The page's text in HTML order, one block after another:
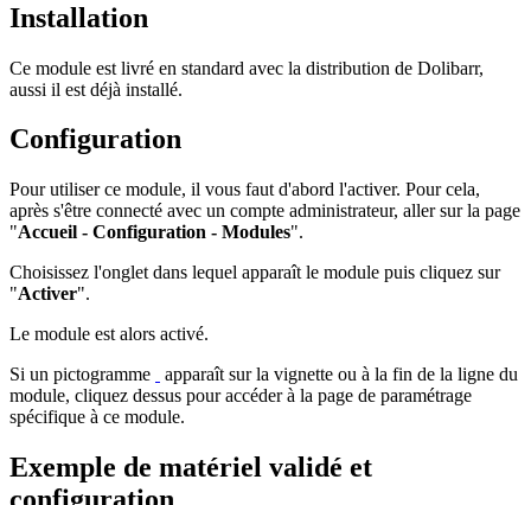
Installation
Ce module est livré en standard avec la distribution de Dolibarr,
aussi il est déjà installé.
Configuration
Pour utiliser ce module, il vous faut d'abord l'activer. Pour cela,
après s'être connecté avec un compte administrateur, aller sur la page
"Accueil - Configuration - Modules".
Choisissez l'onglet dans lequel apparaît le module puis cliquez sur
"Activer".
Le module est alors activé.
Si un pictogramme
apparaît sur la vignette ou à la fin de la ligne du
module, cliquez dessus pour accéder à la page de paramétrage
spécifique à ce module.
Exemple de matériel validé et